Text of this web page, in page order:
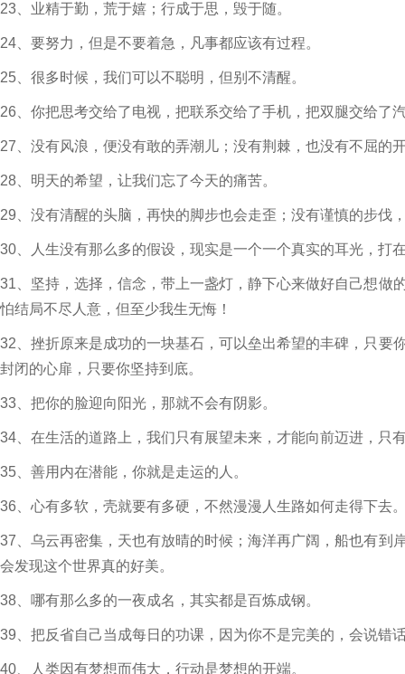
23、业精于勤，荒于嬉；行成于思，毁于随。
24、要努力，但是不要着急，凡事都应该有过程。
25、很多时候，我们可以不聪明，但别不清醒。
26、你把思考交给了电视，把联系交给了手机，把双腿交给了
27、没有风浪，便没有敢的弄潮儿；没有荆棘，也没有不屈的
28、明天的希望，让我们忘了今天的痛苦。
29、没有清醒的头脑，再快的脚步也会走歪；没有谨慎的步伐
30、人生没有那么多的假设，现实是一个一个真实的耳光，打
31、坚持，选择，信念，带上一盏灯，静下心来做好自己想做
怕结局不尽人意，但至少我生无悔！
32、挫折原来是成功的一块基石，可以垒出希望的丰碑，只要
封闭的心扉，只要你坚持到底。
33、把你的脸迎向阳光，那就不会有阴影。
34、在生活的道路上，我们只有展望未来，才能向前迈进，只
35、善用内在潜能，你就是走运的人。
36、心有多软，壳就要有多硬，不然漫漫人生路如何走得下去
37、乌云再密集，天也有放晴的时候；海洋再广阔，船也有到
会发现这个世界真的好美。
38、哪有那么多的一夜成名，其实都是百炼成钢。
39、把反省自己当成每日的功课，因为你不是完美的，会说错
40、人类因有梦想而伟大，行动是梦想的开端。